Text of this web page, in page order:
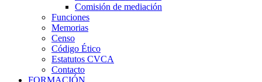
Comisión de mediación
Funciones
Memorias
Censo
Código Ético
Estatutos CVCA
Contacto
FORMACIÓN